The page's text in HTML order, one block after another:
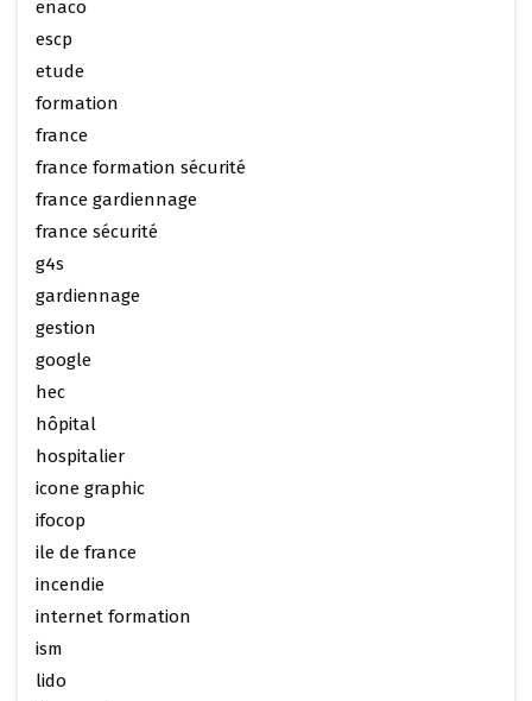
enaco
escp
etude
formation
france
france formation sécurité
france gardiennage
france sécurité
g4s
gardiennage
gestion
google
hec
hôpital
hospitalier
icone graphic
ifocop
ile de france
incendie
internet formation
ism
lido